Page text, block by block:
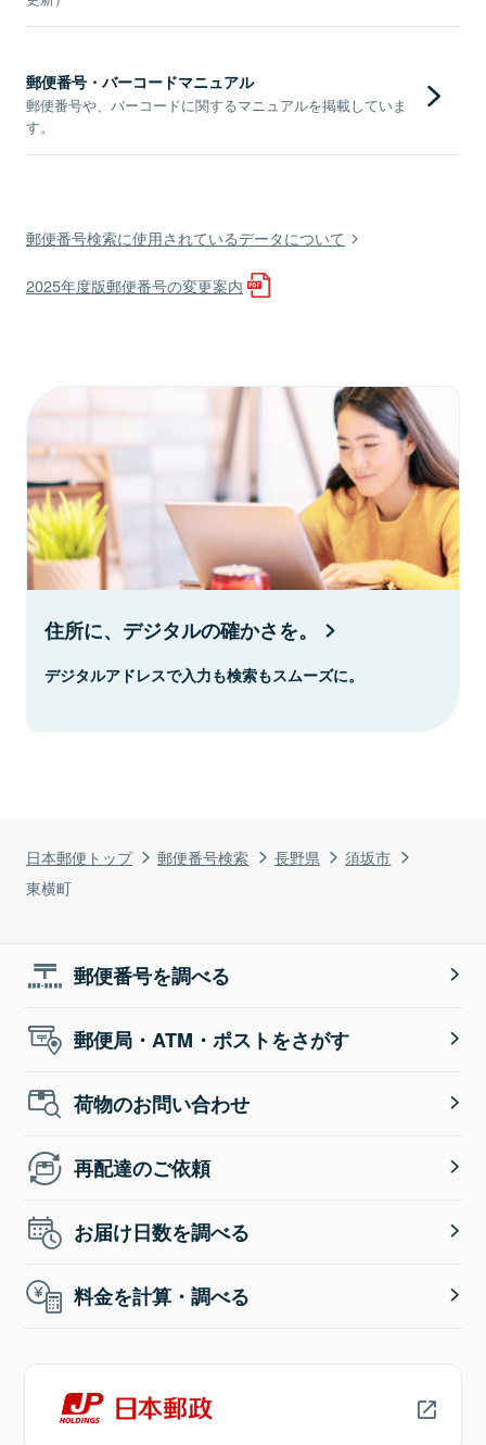
日本郵便トップ 郵便番号検索 長野県
須坂市
東横町
郵便番号・バーコードマニュアル
郵便番号や、バーコードに関するマニュアルを掲載していま
す。
郵便番号検索に使用されているデータについて
2025年度版郵便番号の変更案内
住所に、デジタルの確かさを。
デジタルアドレスで入力も検索もスムーズに。
郵便番号を調べる
郵便局・ATM・ポストをさがす
荷物のお問い合わせ
再配達のご依頼
お届け日数を調べる
料金を計算・調べる